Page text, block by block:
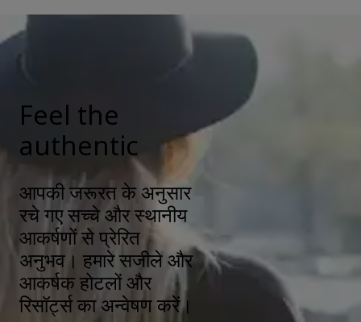
Feel the
authentic
आपकी जरूरत के अनुसार
रचे गए सच्चे और स्थानीय
आकर्षणों से प्रेरित
अनुभव। हमारे सजीले और
आकर्षक होटलों और
रिसॉर्ट्स का अन्वेषण करें।